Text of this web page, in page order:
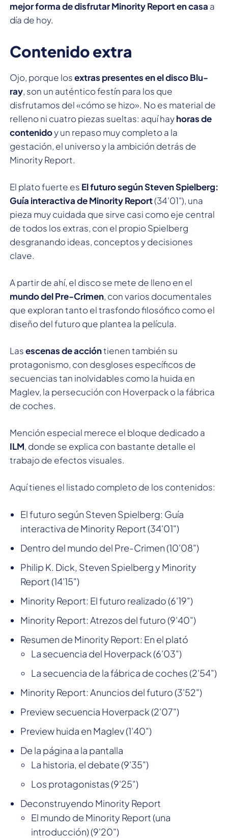
mejor forma de disfrutar Minority Report en casa a
día de hoy.
Contenido extra
Ojo, porque losextras presentes en el disco Blu-
ray, son un auténtico festín para los que
disfrutamos del «cómo se hizo». No es material de
relleno ni cuatro piezas sueltas: aquí hayhoras de
contenidoy un repaso muy completo a la
gestación, el universo y la ambición detrás de
Minority Report.
El plato fuerte es El futuro según Steven Spielberg:
Guía interactiva de Minority Report(34'01"), una
pieza muy cuidada que sirve casi como eje central
de todos los extras, con el propio Spielberg
desgranando ideas, conceptos y decisiones
clave.
A partir de ahí, el disco se mete de lleno en el
mundo del Pre-Crimen, con varios documentales
que exploran tanto el trasfondo filosófico como el
diseño del futuro que plantea la película.
Lasescenas de accióntienen también su
protagonismo, con desgloses específicos de
secuencias tan inolvidables como la huida en
Maglev, la persecución con Hoverpack o la fábrica
de coches.
Mención especial merece el bloque dedicado a
ILM, donde se explica con bastante detalle el
trabajo de efectos visuales.
Aquí tienes el listado completo de los contenidos:
El futuro según Steven Spielberg: Guía
interactiva de Minority Report (34'01")
Dentro del mundo del Pre-Crimen (10'08")
Philip K. Dick, Steven Spielberg y Minority
Report (14'15")
Minority Report: El futuro realizado (6'19")
Minority Report: Atrezos del futuro (9'40")
Resumen de Minority Report: En el plató
La secuencia del Hoverpack (6'03")
La secuencia de la fábrica de coches (2'54")
Minority Report: Anuncios del futuro (3'52")
Preview secuencia Hoverpack (2'07")
Preview huida en Maglev (1'40")
De la página a la pantalla
La historia, el debate (9'35")
Los protagonistas (9'25")
Deconstruyendo Minority Report
El mundo de Minority Report (una
introducción) (9'20")